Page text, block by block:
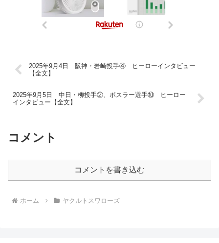
2025年9月4日 阪神・岩崎投手④ ヒーローインタビュー
【全文】
2025年9月5日 中日・柳投手②、ボスラー選手⑩ ヒーロー
インタビュー【全文】
コメント
コメントを書き込む
ホーム ヤクルトスワローズ